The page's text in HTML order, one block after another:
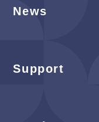
News
Support